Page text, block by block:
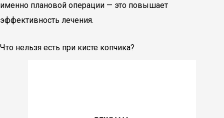
именно плановой операции — это повышает
эффективность лечения.
Что нельзя есть при кисте копчика?